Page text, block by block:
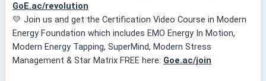
GoE.ac/revolution
💛 Join us and get the Certification Video Course in Modern
Energy Foundation which includes EMO Energy In Motion,
Modern Energy Tapping, SuperMind, Modern Stress
Management & Star Matrix FREE here: Goe.ac/join